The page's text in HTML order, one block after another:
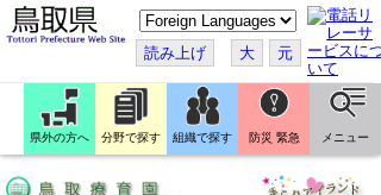
こ
の
ペ
ー
ジ
翻
訳
す
読み上げ 大 元
県外の方へ 分野で探す 組織で探す 防災 緊急 メニュー